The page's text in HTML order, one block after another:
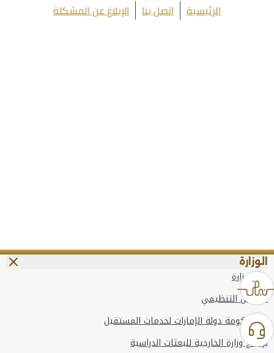
الرئيسية اتصل بنا الإبلاغ عن المشكلة
الوزارة
عن الوزارة
الهيكل التنظيمي
وعد حكومة دولة الإمارات لخدمات المستقبل
برنامج وزارة الخارجية للبعثات الدراسية